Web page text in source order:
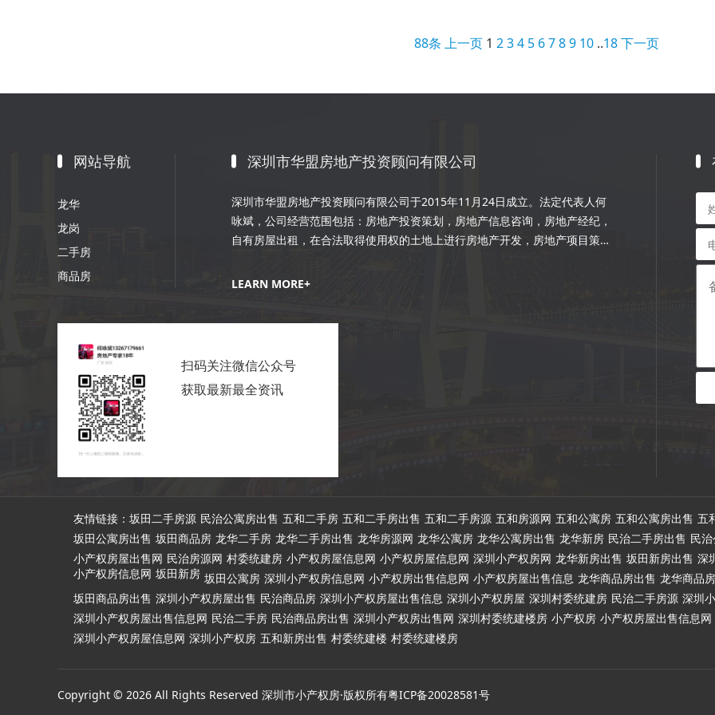
88条 上一页 1 2 3 4 5 6 7 8 9 10..18 下一页
网站导航
龙华
龙岗
二手房
商品房
深圳市华盟房地产投资顾问有限公司
深圳市华盟房地产投资顾问有限公司于2015年11月24日成立。法定代表人何
咏斌，公司经营范围包括：房地产投资策划，房地产信息咨询，房地产经纪，
自有房屋出租，在合法取得使用权的土地上进行房地产开发，房地产项目策
销策划等。
LEARN MORE+
扫码关注微信公众号
获取最新最全资讯
友情链接： 坂田二手房源 民治公寓房出售 五和二手房 五和二手房出售 五和二手房源 五和房源网 五和公寓房 五和公寓房出售 五
坂田公寓房出售 坂田商品房 龙华二手房 龙华二手房出售 龙华房源网 龙华公寓房 龙华公寓房出售 龙华新房 民治二手房出售 民
小产权房屋出售网 民治房源网 村委统建房 小产权房屋信息网 小产权房屋信息网 深圳小产权房网 龙华新房出售 坂田新房出售 深
小产权房信息网 坂田新房 坂田公寓房 深圳小产权房信息网 小产权房出售信息网 小产权房屋出售信息 龙华商品房出售 龙华商品房
坂田商品房出售 深圳小产权房屋出售 民治商品房 深圳小产权房屋出售信息 深圳小产权房屋 深圳村委统建房 民治二手房源 深圳
深圳小产权房屋出售信息网 民治二手房 民治商品房出售 深圳小产权房出售网 深圳村委统建楼房 小产权房 小产权房屋出售信息网
深圳小产权房屋信息网 深圳小产权房 五和新房出售 村委统建楼 村委统建楼房
Copyright © 2026 All Rights Reserved 深圳市小产权房·版权所有粤ICP备20028581号